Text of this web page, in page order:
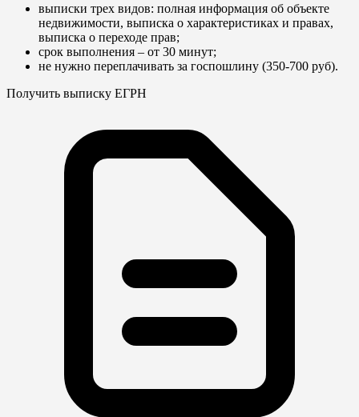
выписки трех видов: полная информация об объекте
недвижимости, выписка о характеристиках и правах,
выписка о переходе прав;
срок выполнения – от 30 минут;
не нужно переплачивать за госпошлину (350-700 руб).
Получить выписку ЕГРН